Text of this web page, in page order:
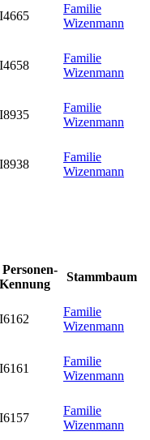
I4665
Familie
Wizenmann
I4658
Familie
Wizenmann
I8935
Familie
Wizenmann
I8938
Familie
Wizenmann
Personen-
Kennung
Stammbaum
I6162
Familie
Wizenmann
I6161
Familie
Wizenmann
I6157
Familie
Wizenmann